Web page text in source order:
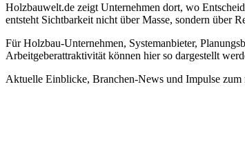
Holzbauwelt.de zeigt Unternehmen dort, wo
entsteht Sichtbarkeit nicht über Masse, sondern über
Für Holzbau-Unternehmen, Systemanbieter,
Arbeitgeberattraktivität können hier so dargestellt
Aktuelle Einblicke, Branchen-News und Impulse